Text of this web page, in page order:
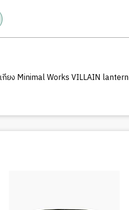
กียง Minimal Works VILLAIN lantern